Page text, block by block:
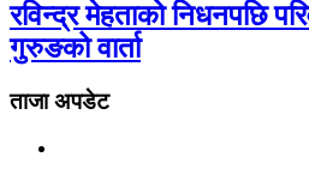
रविन्द्र मेहताको निधनपछि
गुरुङको वार्ता
ताजा अपडेट